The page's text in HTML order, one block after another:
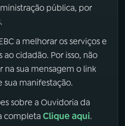
pública, por
a melhorar os serviços e
cidadão. Por isso, não
na sua mensagem o link
manifestação.
sobre a Ouvidoria da
completa Clique aqui.